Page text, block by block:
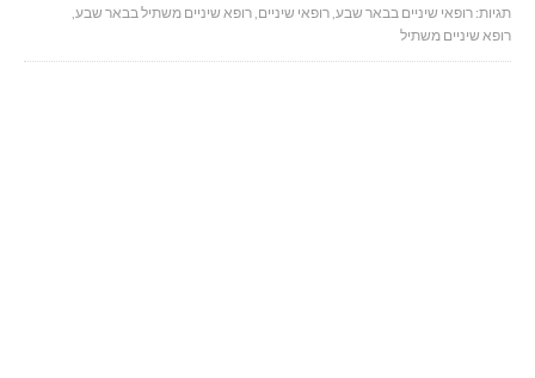
תגיות: רופאי שיניים בבאר שבע,רופאי שיניים,רופא שיניים משתיל בבאר שבע,
רופא שיניים משתיל